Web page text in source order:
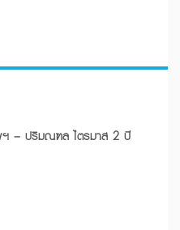
ณฑล ไตรมาส 2 ปี